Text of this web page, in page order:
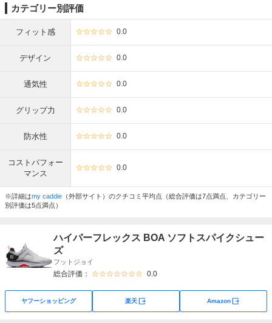
カテゴリー別評価
フィット感 ☆☆☆☆☆ 0.0
デザイン ☆☆☆☆☆ 0.0
通気性 ☆☆☆☆☆ 0.0
グリップ力 ☆☆☆☆☆ 0.0
防水性 ☆☆☆☆☆ 0.0
コストパフォー
マンス
☆☆☆☆☆ 0.0
※詳細はmy caddie （外部サイト）のクチコミ平均点（総合評価は7点満点、カテゴリー
別評価は5点満点）
ハイパーフレックス BOA ソフトスパイクシュー
ズ
フットジョイ
総合評価： ☆☆☆☆☆☆☆ 0.0
ヤフーショッピング 楽天 Amazon